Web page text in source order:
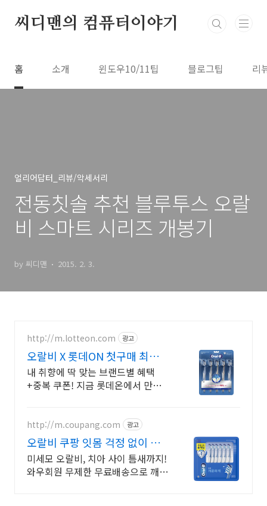
씨디맨의 컴퓨터이야기
홈 소개 윈도우10/11팁 블로그팁 리
얼리어답터_리뷰/악세서리
전동칫솔 추천 블루투스 오랄
비 스마트 시리즈 개봉기
by 씨디맨 2015. 2. 3.
http://m.lotteon.com 광고
오랄비 X 롯데ON 첫구매 최대 5
천원 혜택!
내 취향에 딱 맞는 브랜드별 혜택
+중복 쿠폰! 지금 롯데온에서 만나
http://m.coupang.com 광고
오랄비 쿠팡 잇몸 걱정 없이 양
치하세요
미세모 오랄비, 치아 사이 틈새까지!
와우회원 무제한 무료배송으로 깨끗